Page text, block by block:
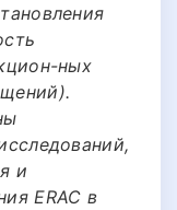
ных
и
ERAC в